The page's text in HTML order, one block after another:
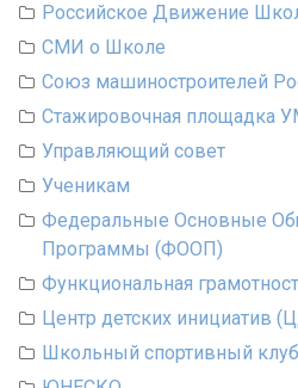
Российское Движение
СМИ о Школе
Союз машиностроителей
Стажировочная площадка
Управляющий совет
Ученикам
Федеральные Основные
Программы (ФООП)
Функциональная
Центр детских инициатив
Школьный спортивный